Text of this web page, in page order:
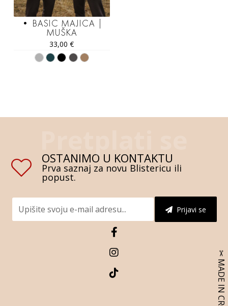
• BASIC MAJICA |
MUŠKA
33,00€
OSTANIMO U KONTAKTU
Prva saznaj za novu Blistericu ili
popust.
Prijavi se